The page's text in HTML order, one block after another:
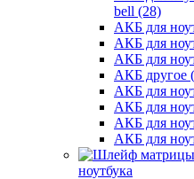
bell (28)
АКБ для
АКБ для
АКБ для
АКБ другое
АКБ для
АКБ для
АКБ для
АКБ для
ноутбука